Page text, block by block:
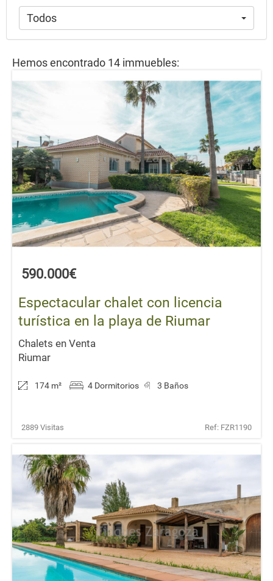
Todos
Hemos encontrado 14 immuebles:
590.000€
Espectacular chalet con licencia
turística en la playa de Riumar
Chalets en Venta
Riumar
174 m² 4 Dormitorios 3 Baños
2889 Visitas Ref: FZR1190